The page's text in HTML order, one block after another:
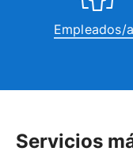
Empleados/
Servicios